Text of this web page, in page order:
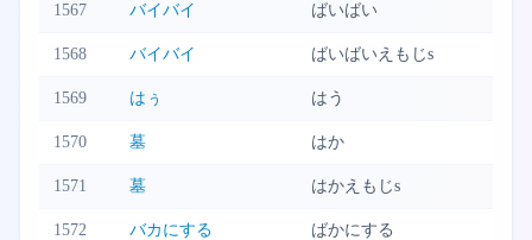
1567 バイバイ ばいばい
1568 バイバイ ばいばいえもじs
1569 はぅ はう
1570 墓 はか
1571 墓 はかえもじs
1572 バカにする ばかにする